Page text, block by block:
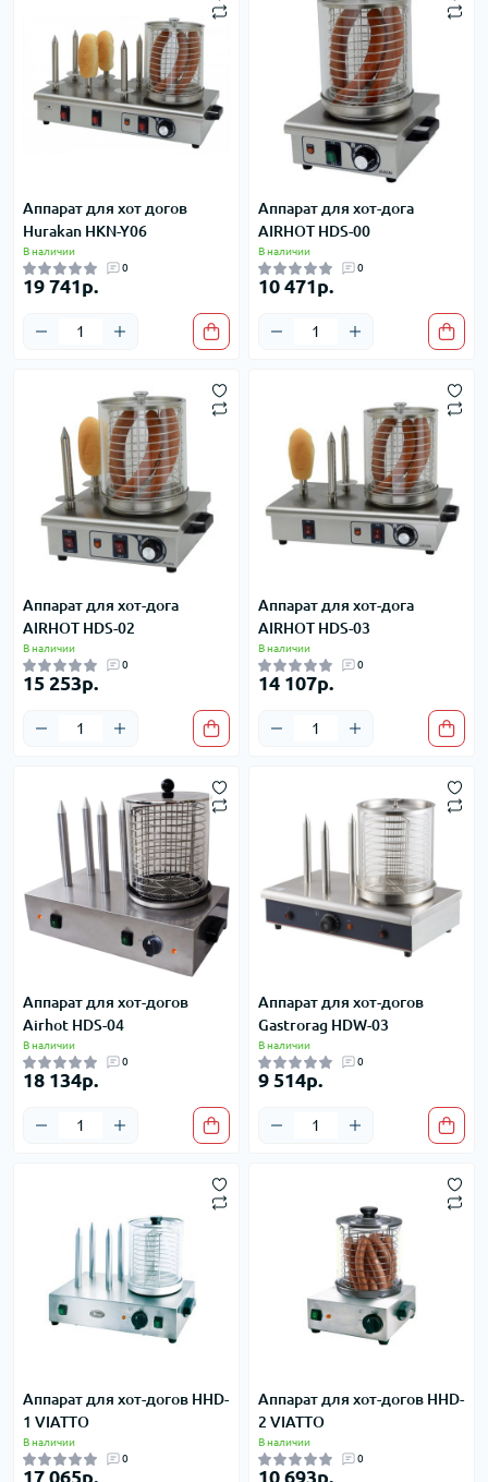
Аппарат для хот догов
Hurakan HKN-Y06
В наличии
0
19 741р.
Аппарат для хот-дога
AIRHOT HDS-00
В наличии
0
10 471р.
Аппарат для хот-дога
AIRHOT HDS-02
В наличии
0
15 253р.
Аппарат для хот-дога
AIRHOT HDS-03
В наличии
0
14 107р.
Аппарат для хот-догов
Airhot HDS-04
В наличии
0
18 134р.
Аппарат для хот-догов
Gastrorag HDW-03
В наличии
0
9 514р.
Аппарат для хот-догов HHD-
1 VIATTO
В наличии
0
17 065р.
Аппарат для хот-догов HHD-
2 VIATTO
В наличии
0
10 693р.